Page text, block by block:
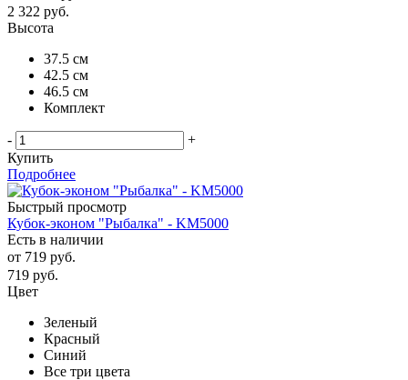
2 322 руб.
Высота
37.5 см
42.5 см
46.5 см
Комплект
-
+
Купить
Подробнее
Быстрый просмотр
Кубок-эконом "Рыбалка" - KM5000
Есть в наличии
от 719 руб.
719 руб.
Цвет
Зеленый
Красный
Синий
Все три цвета